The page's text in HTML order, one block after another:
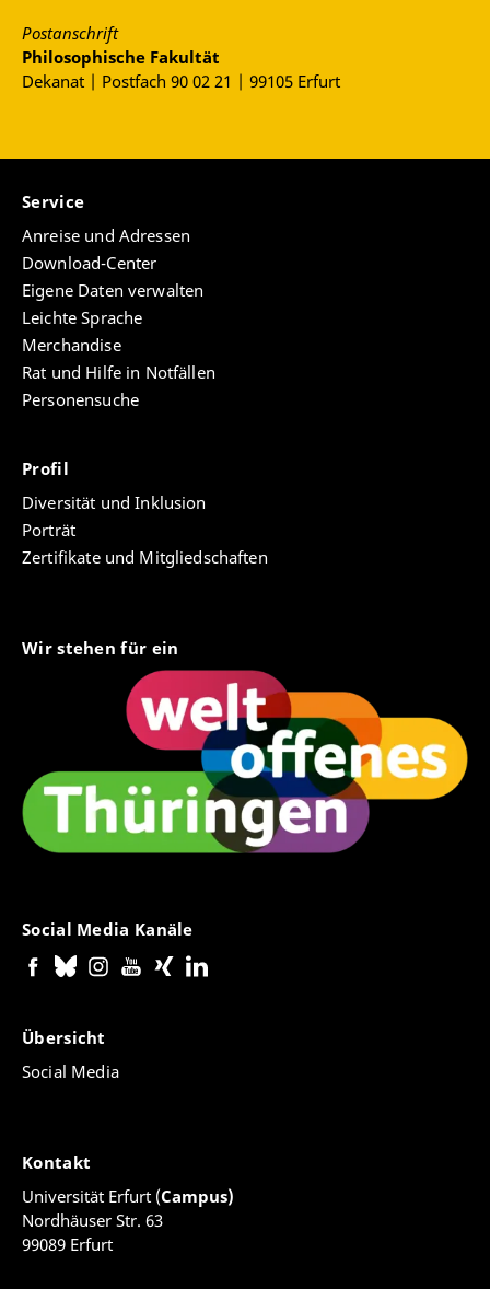
Postanschrift
Philosophische Fakultät
Dekanat | Postfach 90 02 21 | 99105 Erfurt
Service
Anreise und Adressen
Download-Center
Eigene Daten verwalten
Leichte Sprache
Merchandise
Rat und Hilfe in Notfällen
Personensuche
Profil
Diversität und Inklusion
Porträt
Zertifikate und Mitgliedschaften
Wir stehen für ein
Social Media Kanäle
Übersicht
Social Media
Kontakt
Universität Erfurt (Campus)
Nordhäuser Str. 63
99089 Erfurt